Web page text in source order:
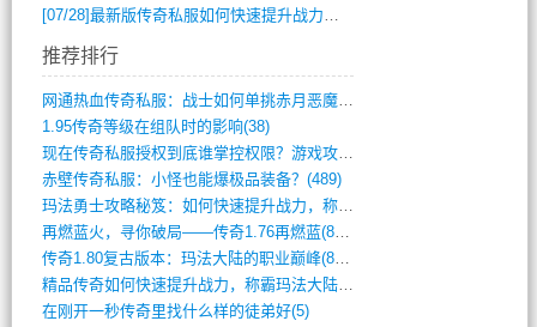
[07/28]最新版传奇私服如何快速提升战力与获取稀有装备？
推荐排行
网通热血传奇私服：战士如何单挑赤月恶魔？(311)
1.95传奇等级在组队时的影响(38)
现在传奇私服授权到底谁掌控权限？游戏攻略(789)
赤壁传奇私服：小怪也能爆极品装备？(489)
玛法勇士攻略秘笈：如何快速提升战力，称霸(717)
再燃蓝火，寻你破局——传奇1.76再燃蓝(893)
传奇1.80复古版本：玛法大陆的职业巅峰(873)
精品传奇如何快速提升战力，称霸玛法大陆？(392)
在刚开一秒传奇里找什么样的徒弟好(5)